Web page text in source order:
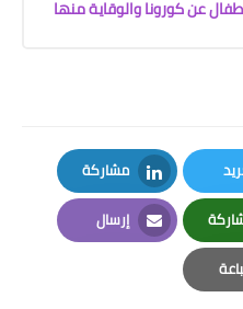
عن كورونا والوقاية منها
مشاركة
LinkedIn
إرسال
Email